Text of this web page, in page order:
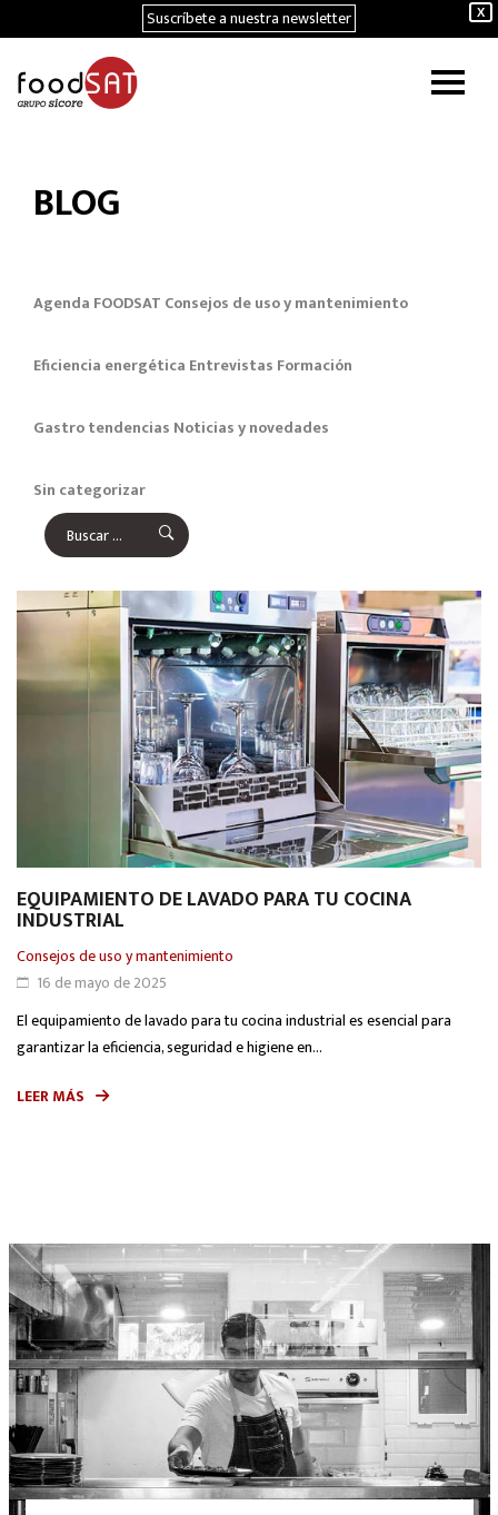
X
Suscríbete a nuestra newsletter
BLOG
Agenda FOODSAT Consejos de uso y mantenimiento
Eficiencia energética Entrevistas Formación
Gastro tendencias Noticias y novedades
Sin categorizar
EQUIPAMIENTO DE LAVADO PARA TU COCINA
INDUSTRIAL
Consejos de uso y mantenimiento
16 de mayo de 2025
El equipamiento de lavado para tu cocina industrial es esencial para
garantizar la eficiencia, seguridad e higiene en...
LEER MÁS